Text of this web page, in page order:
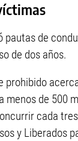
pautas de
de dos años.
prohibido
menos de 500
cada
y Liberados